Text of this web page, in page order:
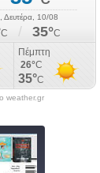
weather.gr